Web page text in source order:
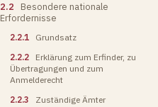
2.2
Besondere nationale
Erfordernisse
2.2.1
Grundsatz
2.2.2
Erklärung zum Erfinder, zu
Übertragungen und zum
Anmelderecht
2.2.3
Zuständige Ämter